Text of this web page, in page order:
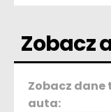
Zobacz
Zobacz dane
auta: